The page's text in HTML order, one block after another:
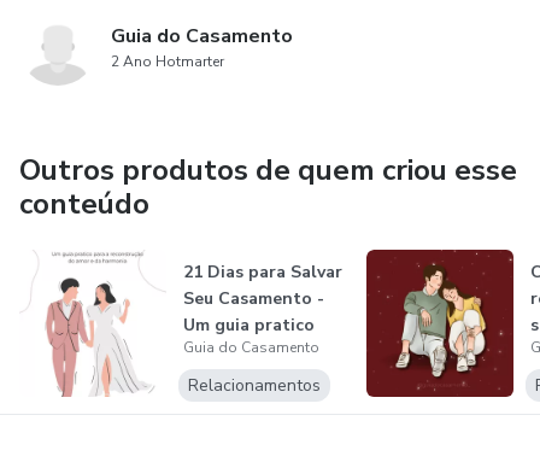
Guia do Casamento
2 Ano Hotmarter
Outros produtos de quem criou esse
conteúdo
21 Dias para Salvar
Seu Casamento -
Um guia pratico
para a r...
Guia do Casamento
Relacionamentos